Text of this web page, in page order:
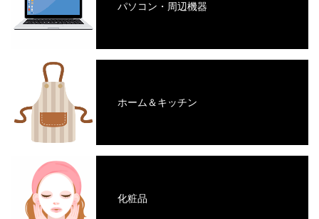
パソコン・周辺機器
ホーム＆キッチン
化粧品